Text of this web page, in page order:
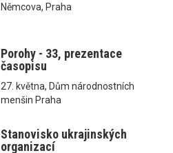
Němcova, Praha
Porohy - 33, prezentace
časopisu
27. května, Dům národnostních
menšin Praha
Stanovisko ukrajinských
organizací